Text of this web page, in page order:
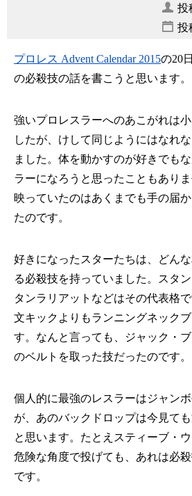
投
投
プロレス Advent Calendar 2015の20
の必殺技の話を書こうと思います。
強いプロレスラーへのあこがれは
したが、けして同じようにはなれ
ました。体を動かすのが好きでも
ラーになろうと思ったこともあり
映っていたのはあくまでも手の届
たのです。
好きになったスターたちは、どん
る必殺技を持っていました。スタ
タンラリアットなどはその代表格
文キックよりもランニングネック
す。なんと言っても、ジャック・
のベルトを取った技だったのです。
個人的に最強のレスラーはジャン
が、あのバックドロップは今見て
と思います。たとえスティーブ・
危険な角度で投げても、あれは必
です。